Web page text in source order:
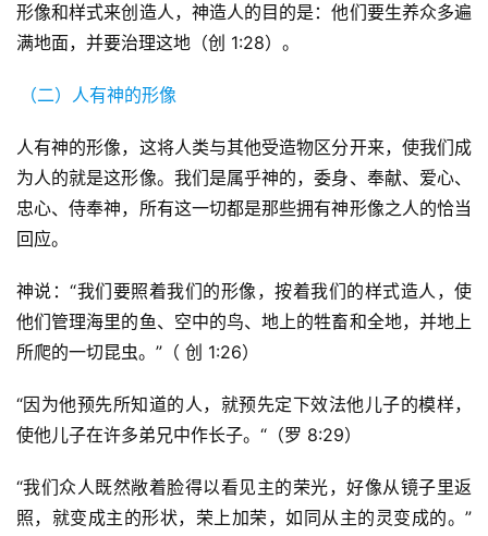
形像和样式来创造人，神造人的目的是：他们要生养众多遍
满地面，并要治理这地（创 1:28）。
（二）人有神的形像
人有神的形像，这将人类与其他受造物区分开来，使我们成
为人的就是这形像。我们是属乎神的，委身、奉献、爱心、
忠心、侍奉神，所有这一切都是那些拥有神形像之人的恰当
回应。
神说：“我们要照着我们的形像，按着我们的样式造人，使
他们管理海里的鱼、空中的鸟、地上的牲畜和全地，并地上
所爬的一切昆虫。”（ 创 1:26）
“因为他预先所知道的人，就预先定下效法他儿子的模样，
使他儿子在许多弟兄中作长子。“（罗 8:29）
“我们众人既然敞着脸得以看见主的荣光，好像从镜子里返
照，就变成主的形状，荣上加荣，如同从主的灵变成的。”